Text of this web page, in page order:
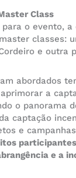
Class
o evento, a
classes:
e outra
abordados
a
o panorama
captação
e
e a